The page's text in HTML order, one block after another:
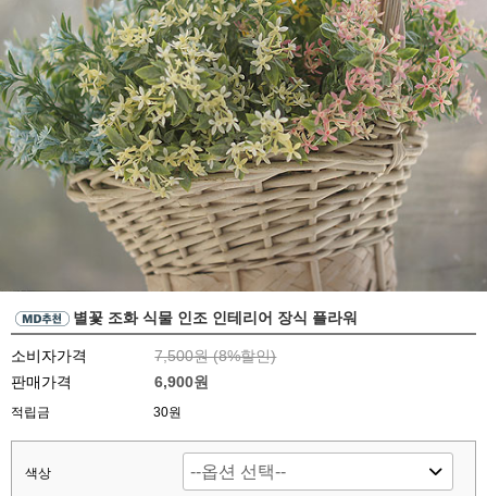
별꽃 조화 식물 인조 인테리어 장식 플라워
소비자가격 7,500원 (8%할인)
판매가격
6,900원
적립금 30원
색상